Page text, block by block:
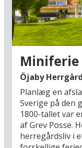
Miniferie
Öjaby Herrgård
Planlæg en
Sverige på den
1800-tallet var
af Grev Posse.
herregårdsliv i